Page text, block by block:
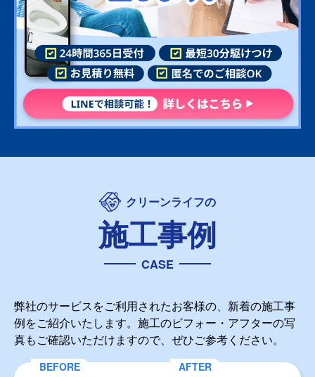
クリーンライフの
施工事例
CASE
弊社のサービスをご利用されたお客様の、新着の施工事
例をご紹介いたします。施工のビフォー・アフターの写
真もご確認いただけますので、ぜひご参考ください。